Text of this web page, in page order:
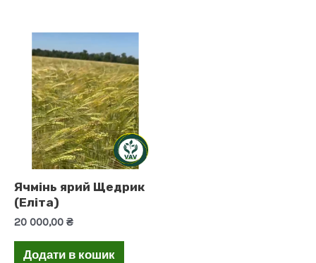
Ячмінь ярий Щедрик
(Еліта)
20 000,00 ₴
Додати в кошик